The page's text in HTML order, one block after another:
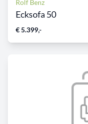
Rolf Benz
Ecksofa 50
€ 5.399,-